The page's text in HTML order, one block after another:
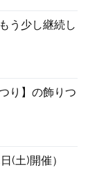
う少し継続し
り】の飾りつ
(土)開催）